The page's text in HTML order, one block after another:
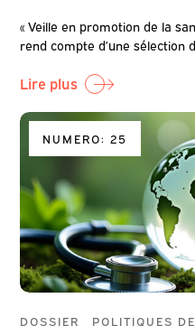
« Veille en promotion de la
rend compte d’une sélection
Lire plus
NUMERO: 25
DOSSIER POLITIQUES